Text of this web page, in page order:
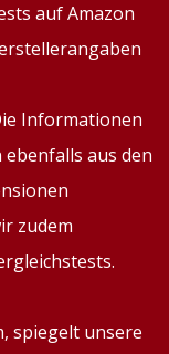
auf Amazon
Informationen
aus den
zudem
spiegelt unsere